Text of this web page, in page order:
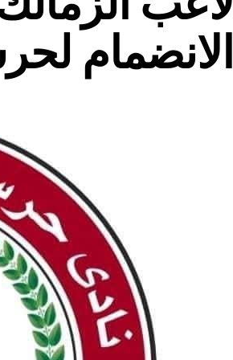
الانضمام